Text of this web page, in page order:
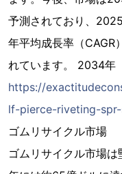
予測されており、
年平均成長率（CAGR
れています。 2034年
https://
lf-pierce-riveting-
ゴムリサイクル市場
ゴムリサイクル市場